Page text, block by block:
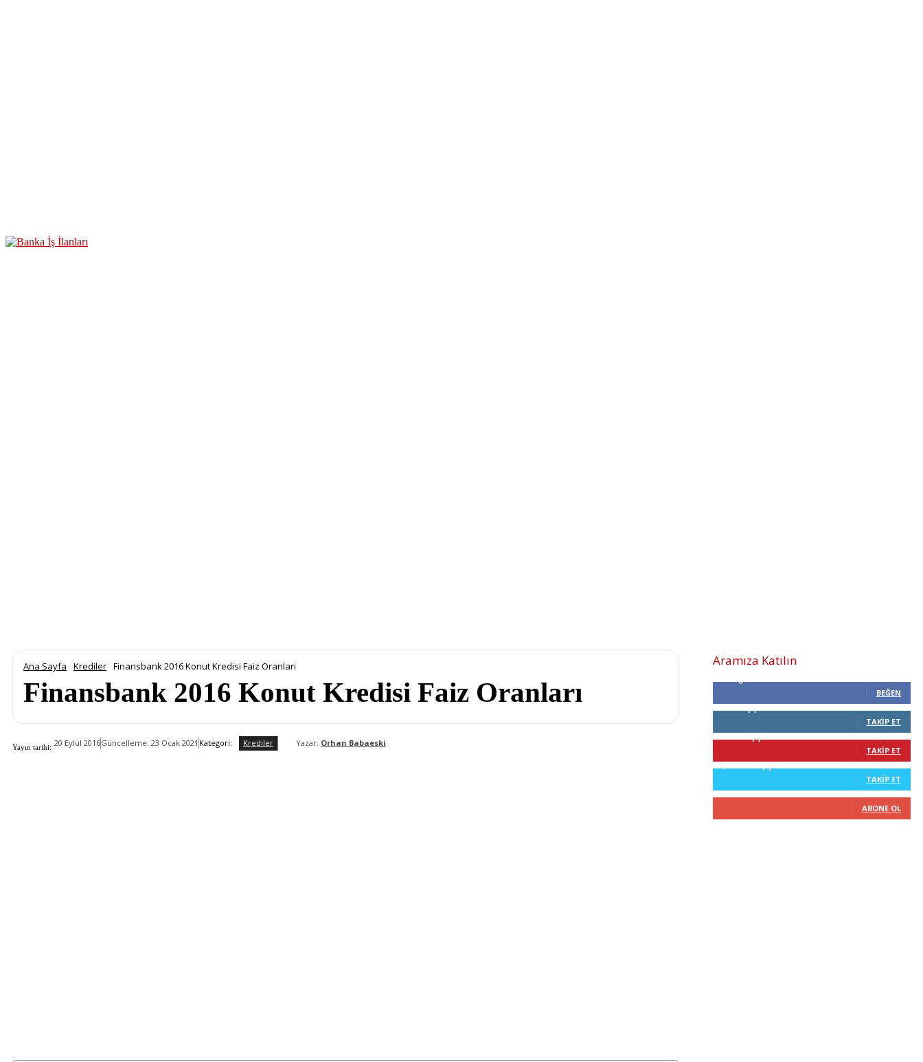
Ana Sayfa Krediler Finansbank 2016 Konut Kredisi Faiz Oranları
Finansbank 2016 Konut Kredisi Faiz Oranları
Yayın tarihi: 20 Eylül 2016Güncelleme: 23 Ocak 2021 Kategori: Krediler Yazar: Orhan Babaeski
Aramıza Katılın
BEĞEN
TAKIP ET
TAKIP ET
TAKIP ET
ABONE OL